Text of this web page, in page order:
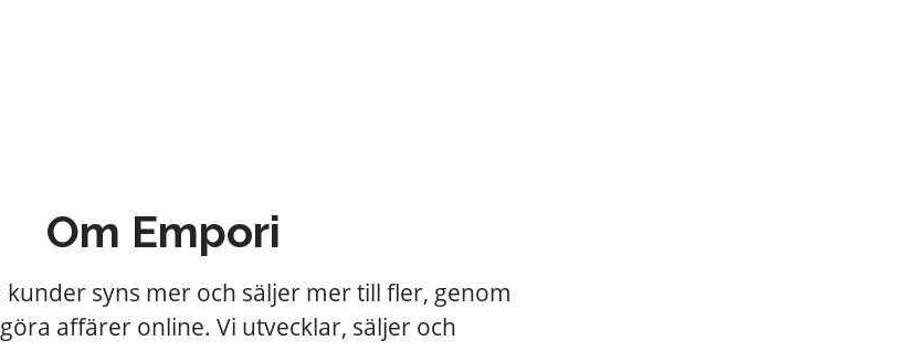
Om Empori
kunder syns mer och säljer mer till fler, genom
affärer online. Vi utvecklar, säljer och